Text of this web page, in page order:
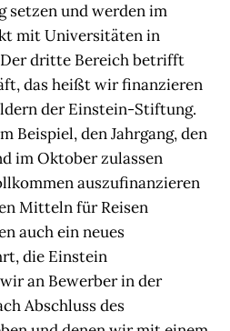
setzen und werden im
mit Universitäten in
dritte Bereich betrifft
das heißt wir finanzieren
der Einstein-Stiftung.
Beispiel, den Jahrgang, den
im Oktober zulassen
auszufinanzieren
Mitteln für Reisen
auch ein neues
die Einstein
an Bewerber in der
Abschluss des